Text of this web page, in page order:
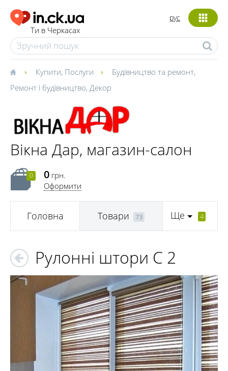
Ти в Черкасах
рус
Купити, Послуги Будівництво та ремонт,
Ремонт і будівництво, Декор
Вікна Дар, магазин-салон
0 0 грн.
Оформити
Головна Товари 73 Ще 4
Рулонні штори С 2